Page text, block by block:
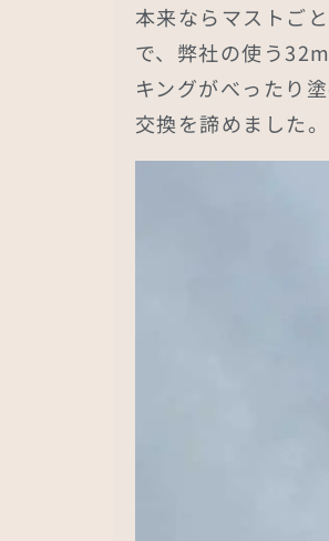
本来ならマストご
で、弊社の使う
キングがべったり
交換を諦めました。